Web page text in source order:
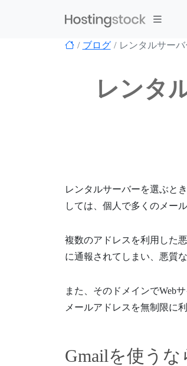
ブログ レンタルサー
レンタ
レンタルサーバーを選ぶと
しては、個人で多くのメー
複数のアドレスを利用した
に通報されてしまい、悪質
また、そのドメインでWeb
メールアドレスを無制限に
Gmailを使う